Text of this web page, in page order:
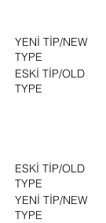
YENİ TİP/NEW
TYPE
ESKİ TİP/OLD
TYPE
ESKİ TİP/OLD
TYPE
YENİ TİP/NEW
TYPE